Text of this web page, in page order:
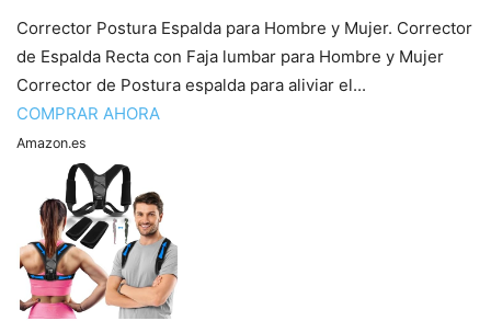
Corrector Postura Espalda para Hombre y Mujer. Corrector
de Espalda Recta con Faja lumbar para Hombre y Mujer
Corrector de Postura espalda para aliviar el...
COMPRAR AHORA
Amazon.es